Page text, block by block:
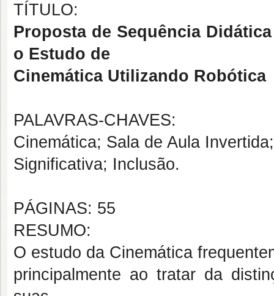
TÍTULO:
Proposta de Sequência
o Estudo de
Cinemática Utilizando Robótica
PALAVRAS-CHAVES:
Cinemática; Sala de Aula
Significativa; Inclusão.
PÁGINAS: 55
RESUMO:
O estudo da Cinemática
principalmente ao tratar da